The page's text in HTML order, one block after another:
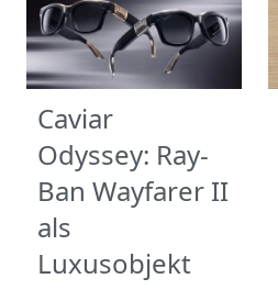
Caviar
Odyssey: Ray-
Ban Wayfarer II
als
Luxusobjekt